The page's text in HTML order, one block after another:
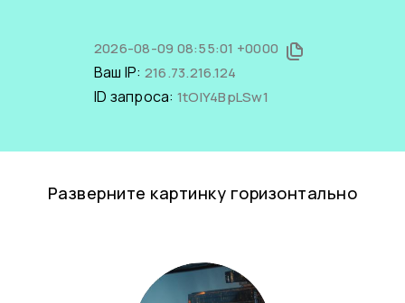
2026-08-09 08:55:01 +0000
Ваш IP: 216.73.216.124
ID запроса: 1tOlY4BpLSw1
Разверните картинку горизонтально